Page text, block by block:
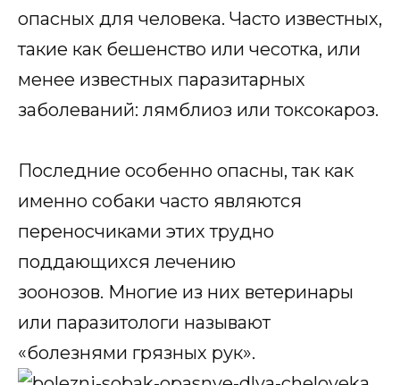
опасных для человека. Часто известных,
такие как бешенство или чесотка, или
менее известных паразитарных
заболеваний: лямблиоз или токсокароз.
Последние особенно опасны, так как
именно собаки часто являются
переносчиками этих трудно
поддающихся лечению
зоонозов. Многие из них ветеринары
или паразитологи называют
«болезнями грязных рук».